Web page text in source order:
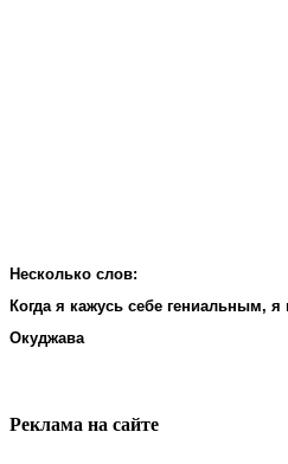
Несколько слов:
Когда я кажусь себе гениальным,
Окуджава
Реклама на cайте